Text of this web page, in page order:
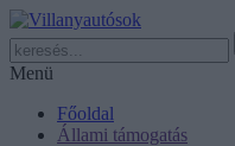
Menü
Főoldal
Állami támogatás